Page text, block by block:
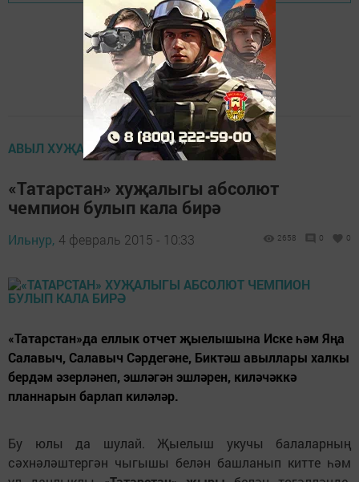
АВЫЛ ХУҖАЛЫГЫ
«Татарстан» хуҗалыгы абсолют
чемпион булып кала бирә
Ильнур, 4 февраль 2015 - 10:33 2658 0 0
«Татарстан»да еллык отчет җыелышына Иске һәм Яңа
Салавыч, Салавыч Сәрдегәне, Биктәш авыллары халкы
бердәм әзерләнеп, эшләгән эшләрен, киләчәккә
планнарын барлап киләләр.
Бу юлы да шулай. Җыелыш укучы балаларның
сәхнәләштергән чыгышы белән башланып китте һәм